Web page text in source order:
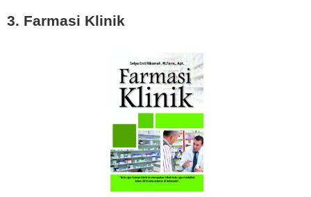
3. Farmasi Klinik